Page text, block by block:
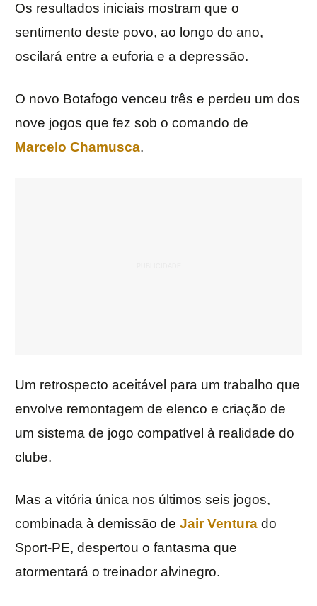
Os resultados iniciais mostram que o
sentimento deste povo, ao longo do ano,
oscilará entre a euforia e a depressão.
O novo Botafogo venceu três e perdeu um dos
nove jogos que fez sob o comando de
Marcelo Chamusca.
Um retrospecto aceitável para um trabalho que
envolve remontagem de elenco e criação de
um sistema de jogo compatível à realidade do
clube.
Mas a vitória única nos últimos seis jogos,
combinada à demissão de Jair Ventura do
Sport-PE, despertou o fantasma que
atormentará o treinador alvinegro.